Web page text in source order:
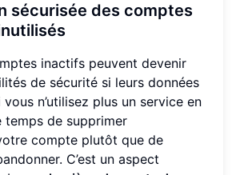
sécurisée des comptes
inactifs peuvent devenir
de sécurité si leurs données
n’utilisez plus un service en
temps de supprimer
compte plutôt que de
C’est un aspect